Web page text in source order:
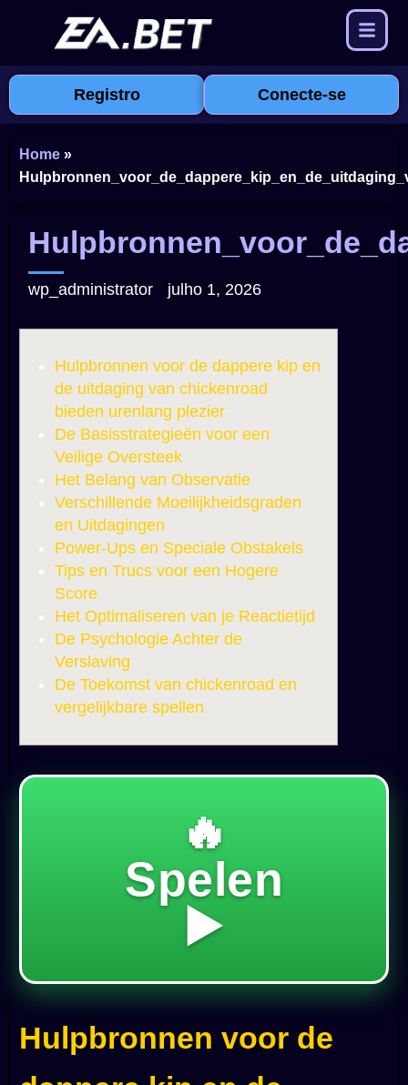
Registro Conecte-se
Home »
wp_administrator julho 1, 2026
Hulpbronnen voor de dappere kip en
de uitdaging van chickenroad
bieden urenlang plezier
De Basisstrategieën voor een
Veilige Oversteek
Het Belang van Observatie
Verschillende Moeilijkheidsgraden
en Uitdagingen
Power-Ups en Speciale Obstakels
Tips en Trucs voor een Hogere
Score
Het Optimaliseren van je Reactietijd
De Psychologie Achter de
Verslaving
De Toekomst van chickenroad en
vergelijkbare spellen
🔥
Spelen
▶️
Hulpbronnen voor de